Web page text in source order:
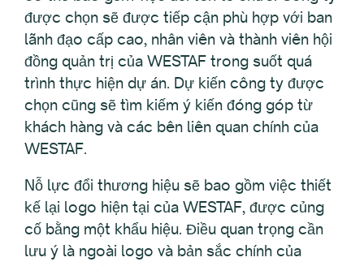
được chọn sẽ được tiếp cận phù hợp với ban
lãnh đạo cấp cao, nhân viên và thành viên hội
đồng quản trị của WESTAF trong suốt quá
trình thực hiện dự án. Dự kiến công ty được
chọn cũng sẽ tìm kiếm ý kiến đóng góp từ
khách hàng và các bên liên quan chính của
WESTAF.
Nỗ lực đổi thương hiệu sẽ bao gồm việc thiết
kế lại logo hiện tại của WESTAF, được củng
cố bằng một khẩu hiệu. Điều quan trọng cần
lưu ý là ngoài logo và bản sắc chính của